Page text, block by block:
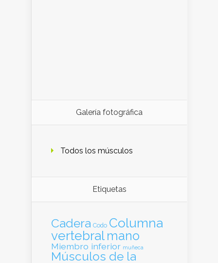
Galería fotográfica
Todos los músculos
Etiquetas
Cadera Codo Columna
vertebral mano
Miembro inferior muñeca
Músculos de la